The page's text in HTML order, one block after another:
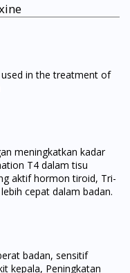
in the treatment of
meningkatkan kadar
T4 dalam tisu
aktif hormon tiroid, Tri-
cepat dalam badan.
badan, sensitif
kepala, Peningkatan